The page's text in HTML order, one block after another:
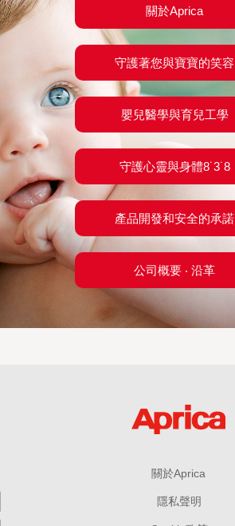
關於Aprica
守護著您與寶寶的笑容
嬰兒醫學與育兒工學
守護心靈與身體8˙3˙8
產品開發和安全的承諾
公司概要 ‧ 沿革
關於Aprica
隱私聲明